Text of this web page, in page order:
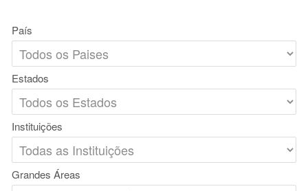
País
Estados
Instituições
Grandes Áreas